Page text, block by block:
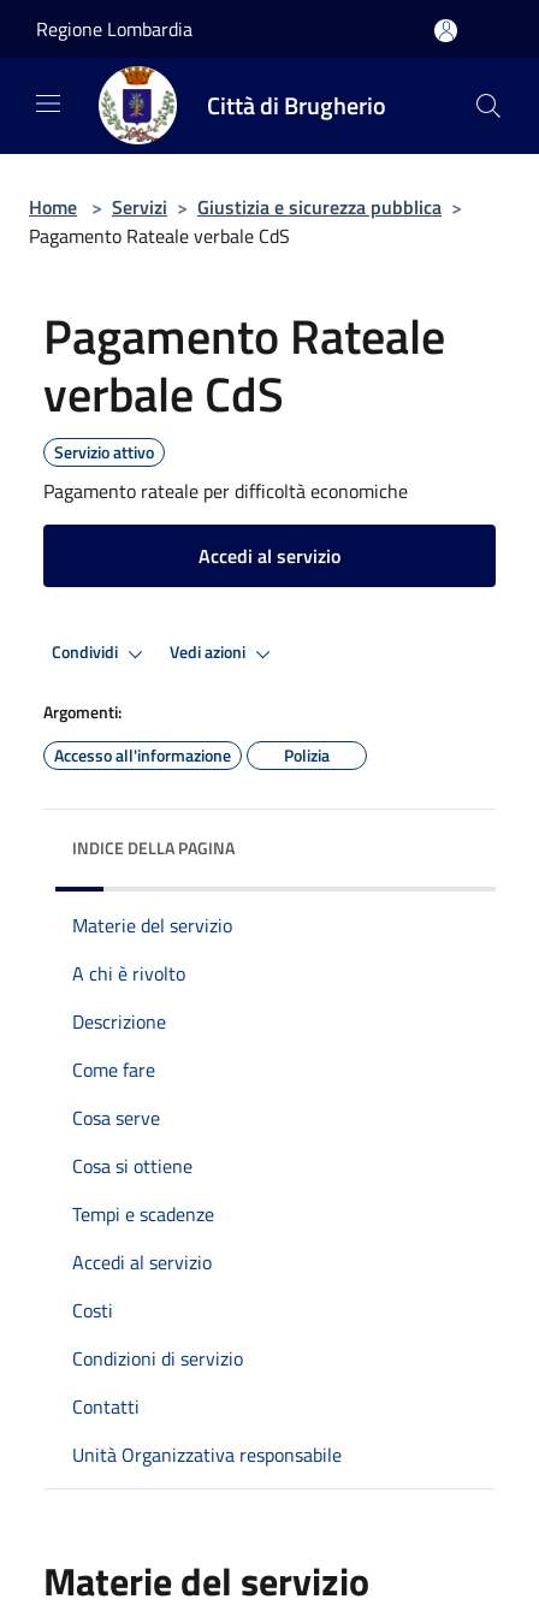
Regione Lombardia
Città di Brugherio
Home > Servizi > Giustizia e sicurezza pubblica >
Pagamento Rateale verbale CdS
Pagamento Rateale
verbale CdS
Servizio attivo
Pagamento rateale per difficoltà economiche
Accedi al servizio
Condividi Vedi azioni
Argomenti:
Accesso all'informazione
Polizia
INDICE DELLA PAGINA
Materie del servizio
A chi è rivolto
Descrizione
Come fare
Cosa serve
Cosa si ottiene
Tempi e scadenze
Accedi al servizio
Costi
Condizioni di servizio
Contatti
Unità Organizzativa responsabile
Materie del servizio